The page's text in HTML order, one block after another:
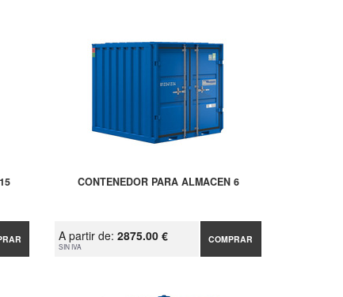
CONTENEDOR PARA ALMACEN 6
A partir de:2875.00 €
SIN IVA
COMPRAR